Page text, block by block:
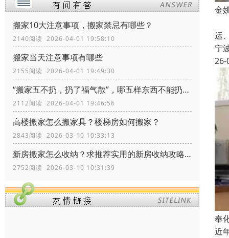
搬家10大注意事项，搬家禁忌有哪些？
2140阅读 2026-04-01 19:58:10
搬家当天注意事项有哪些
2155阅读 2026-04-01 19:49:30
“搬家五不扔，扔了福气散”，哪五样东西不能扔？留着有什么价值
2112阅读 2026-04-01 19:46:56
高楼搬家怎么搬家具？楼梯房如何搬家？
2843阅读 2026-03-10 10:33:13
新房搬家怎么收纳？求推荐实用的新房收纳攻略！
2752阅读 2026-03-10 10:31:39
金
运
宁
26-
奉
近